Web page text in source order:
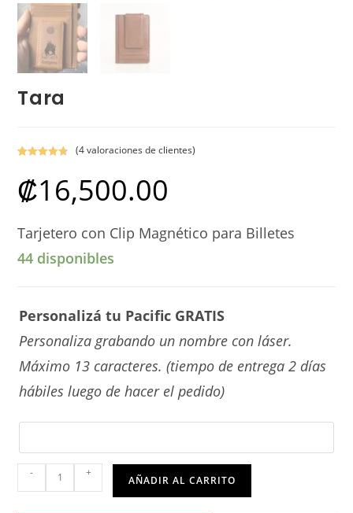
Tara
con4.75
de
5 en base a
clientes
(4valoraciones de clientes)
₡16,500.00
Tarjetero con Clip Magnético para Billetes
44 disponibles
Personalizá tu Pacific GRATIS
Personaliza grabando un nombre con láser.
Máximo 13 caracteres. (tiempo de entrega 2 días
hábiles luego de hacer el pedido)
Tara
cantidad
- +
AÑADIR AL CARRITO